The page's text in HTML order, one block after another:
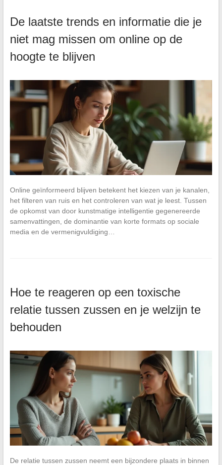
De laatste trends en informatie die je
niet mag missen om online op de
hoogte te blijven
Online geïnformeerd blijven betekent het kiezen van je kanalen,
het filteren van ruis en het controleren van wat je leest. Tussen
de opkomst van door kunstmatige intelligentie gegenereerde
samenvattingen, de dominantie van korte formats op sociale
media en de vermenigvuldiging…
Hoe te reageren op een toxische
relatie tussen zussen en je welzijn te
behouden
De relatie tussen zussen neemt een bijzondere plaats in binnen